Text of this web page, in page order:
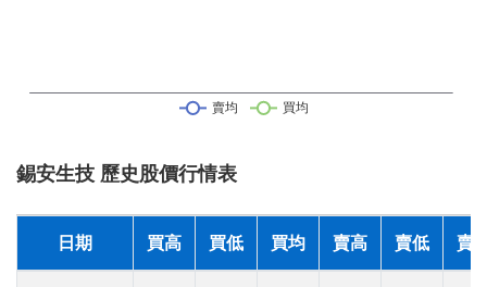
錫安生技 歷史股價行情表
日期 買高 買低 買均 賣高 賣低 賣